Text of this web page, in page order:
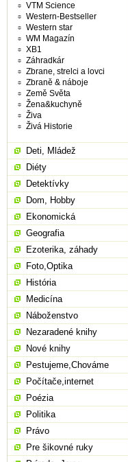
VTM Science
Western-Bestseller
Western star
WM Magazín
XB1
Záhradkár
Zbrane, strelci a lovci
Zbraně & náboje
Země Světa
Žena&kuchyně
Živa
Živá Historie
Deti, Mládež
Diéty
Detektívky
Dom, Hobby
Ekonomická
Geografia
Ezoterika, záhady
Foto,Optika
História
Medicína
Náboženstvo
Nezaradené knihy
Nové knihy
Pestujeme,Chováme
Počítače,internet
Poézia
Politika
Právo
Pre šikovné ruky